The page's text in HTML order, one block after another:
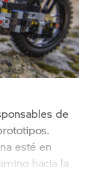
de
esté en
hacia la